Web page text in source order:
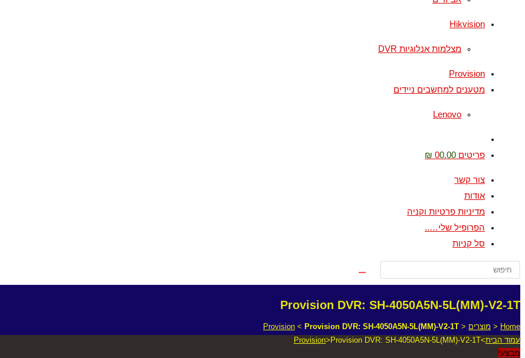
Hikvision
מצלמות אנלוגיות DVR
Provision
מטענים למחשבים ניידים
Lenovo
website
פריטים 0 0.00 ₪
צור קשר
אודות
מדיניות פרטיות וקניה
הפרופיל שלי…..
סל קניות
Provision DVR: SH-4050A5N-5L(MM)-V2-1T
Home
< מוצרים <
Provision < Provision DVR: SH-4050A5N-5L(MM)-V2-1T
עמוד הבית>
Provision> Provision DVR: SH-4050A5N-5L(MM)-V2-1T
מבצע!